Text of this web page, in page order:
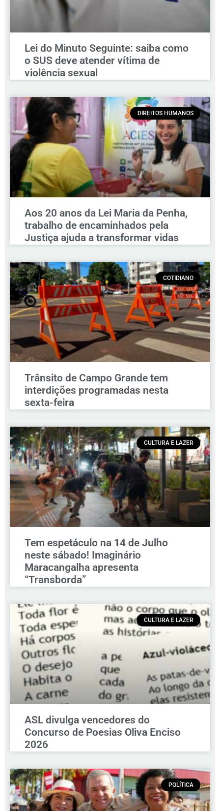
Lei do Minuto Seguinte: saiba como
o SUS deve atender vítima de
violência sexual
DIREITOS HUMANOS
Aos 20 anos da Lei Maria da Penha,
trabalho de encaminhados pela
Justiça ajuda a transformar vidas
COTIDIANO
Trânsito de Campo Grande tem
interdições programadas nesta
sexta-feira
CULTURA E LAZER
Tem espetáculo na 14 de Julho
neste sábado! Imaginário
Maracangalha apresenta
“Transborda”
CULTURA E LAZER
ASL divulga vencedores do
Concurso de Poesias Oliva Enciso
2026
POLÍTICA